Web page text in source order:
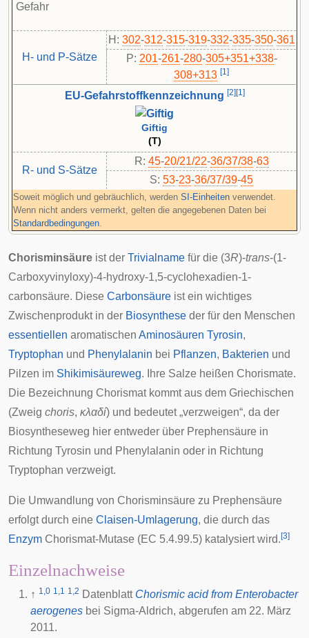
Gefahr
H- und P-Sätze
H: 302-312-315-319-332-335-350-361
P: 201-​261-​280-​305+351+338-​
308+313 [1]
EU-Gefahrstoffkennzeichnung [2] [1]
Giftig
(T)
R- und S-Sätze
R: 45-20/21/22-36/37/38-63
S: 53-23-36/37/39-45
Soweit möglich und gebräuchlich, werden SI-Einheiten verwendet.
Wenn nicht anders vermerkt, gelten die angegebenen Daten bei
Standardbedingungen.
Chorisminsäure ist der Trivialname für die (3R)-trans-(1-
Carboxyvinyloxy)-4-hydroxy-1,5-cyclohexadien-1-
carbonsäure. Diese Carbonsäure ist ein wichtiges
Zwischenprodukt in der Biosynthese der für den Menschen
essentiellen aromatischen Aminosäuren Tyrosin,
Tryptophan und Phenylalanin bei Pflanzen, Bakterien und
Pilzen im Shikimisäureweg. Ihre Salze heißen Chorismate.
Die Bezeichnung Chorismat kommt aus dem Griechischen
(Zweig choris, κλαδί) und bedeutet „verzweigen“, da der
Biosyntheseweg hier entweder über Prephensäure in
Richtung Tyrosin und Phenylalanin oder in Richtung
Tryptophan verzweigt.
Die Umwandlung von Chorisminsäure zu Prephensäure
erfolgt durch eine Claisen-Umlagerung, die durch das
Enzym Chorismat-Mutase (EC 5.4.99.5) katalysiert wird. [3]
Einzelnachweise
↑ 1,0 1,1 1,2 Datenblatt Chorismic acid from Enterobacter
aerogenes bei Sigma-Aldrich, abgerufen am 22. März
2011.